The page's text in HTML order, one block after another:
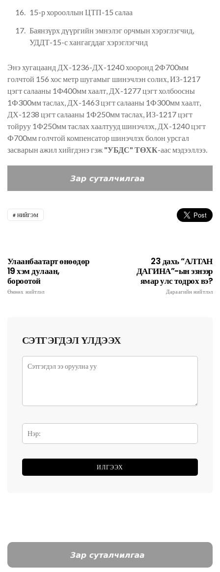
15-р хорооллын ЦТП-15 салаа
Баянзүрх дүүргийн эмнэлэг орчмын хэрэглэгчид,
УДДТ-15-с хангагддаг хэрэглэгчид
Энэ хугацаанд ДХ-1236-ДХ-1240 хооронд 2Ф700мм
голчтой 156 хос метр шугамыг шинэчлэн солих, ИЗ-1217
цэгт салааны 1Ф400мм хаалт, ДХ-1277 цэгт холбоосны
1Ф300мм таслах, ДХ-1463 цэгт салааны 1Ф300мм хаалт,
ДХ-1238 цэгт салааны 1Ф250мм таслах, ИЗ-1217 цэгт
тойруу 1Ф250мм таслах хаалтууд шинэчлэх, ДХ-1240 цэгт
Ф700мм голчтой компенсатор шинэчлэх болон урсгал
засварын ажил хийгдэнэ гэж "УБДС" ТӨХК-аас мэдээллээ.
НИЙГЭМ
Улаанбаатарт өнөөдөр
19 хэм дулаан,
бороотой
Өмнөх нийтлэл
23 дахь “АЛТАН
ДАГИНА”-ын эзнээр
ямар улс тодрох вэ?
Дараагийн нийтлэл
СЭТГЭГДЭЛ ҮЛДЭЭХ